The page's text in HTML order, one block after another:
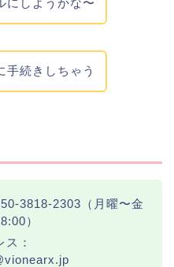
手続きしちゃう
3818-2303（月曜〜金
）
ス：